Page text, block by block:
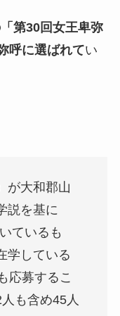
第30回女王卑弥
呼に選ばれてい
が大和郡山
説を基に
ているも
学している
応募するこ
も含め45人